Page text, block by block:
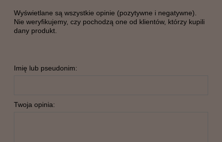
Wyświetlane są wszystkie opinie (pozytywne i negatywne).
Nie weryfikujemy, czy pochodzą one od klientów, którzy kupili
dany produkt.
Imię lub pseudonim:
Twoja opinia: